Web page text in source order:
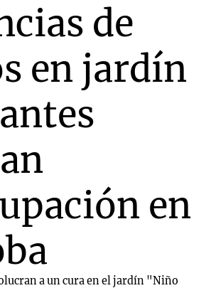
de
en jardín
en
a un cura en el jardín "Niño